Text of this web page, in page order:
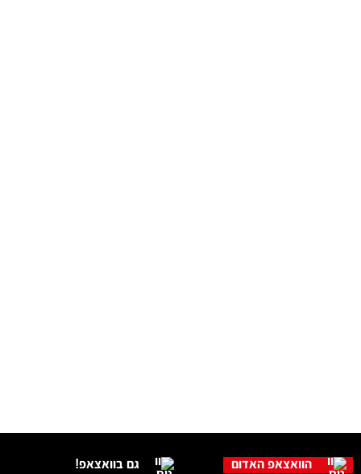
גם בוואצאפ! הוואצאפ האדום